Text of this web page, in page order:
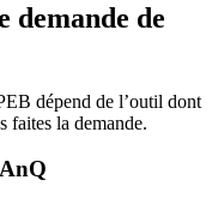
demande de
dépend de l’outil dont
faites la demande.